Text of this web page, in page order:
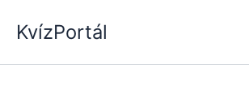
KvízPortál